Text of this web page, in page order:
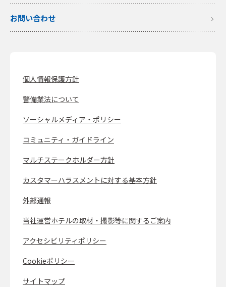
お問い合わせ
個人情報保護方針
警備業法について
ソーシャルメディア・ポリシー
コミュニティ・ガイドライン
マルチステークホルダー方針
カスタマーハラスメントに対する基本方針
外部通報
当社運営ホテルの取材・撮影等に関するご案内
アクセシビリティポリシー
Cookieポリシー
サイトマップ